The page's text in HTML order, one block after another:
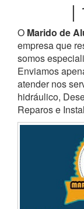
|
O Marido de
empresa que
somos
Enviamos
atender nos
hidráulico,
Reparos e